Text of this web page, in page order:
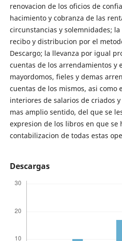
renovacion de los oficios de
hacimiento y cobranza de las
circunstancias y solemnidades;
recibo y distribucion por el
Descargo; la llevanza por igual
cuentas de los arrendamientos y
mayordomos, fieles y demas
cuentas de los mismos, asi como
interiores de salarios de criados
mas amplio sentido, del que se
expresion de los libros en que se
contabilizacion de todas estas
Descargas